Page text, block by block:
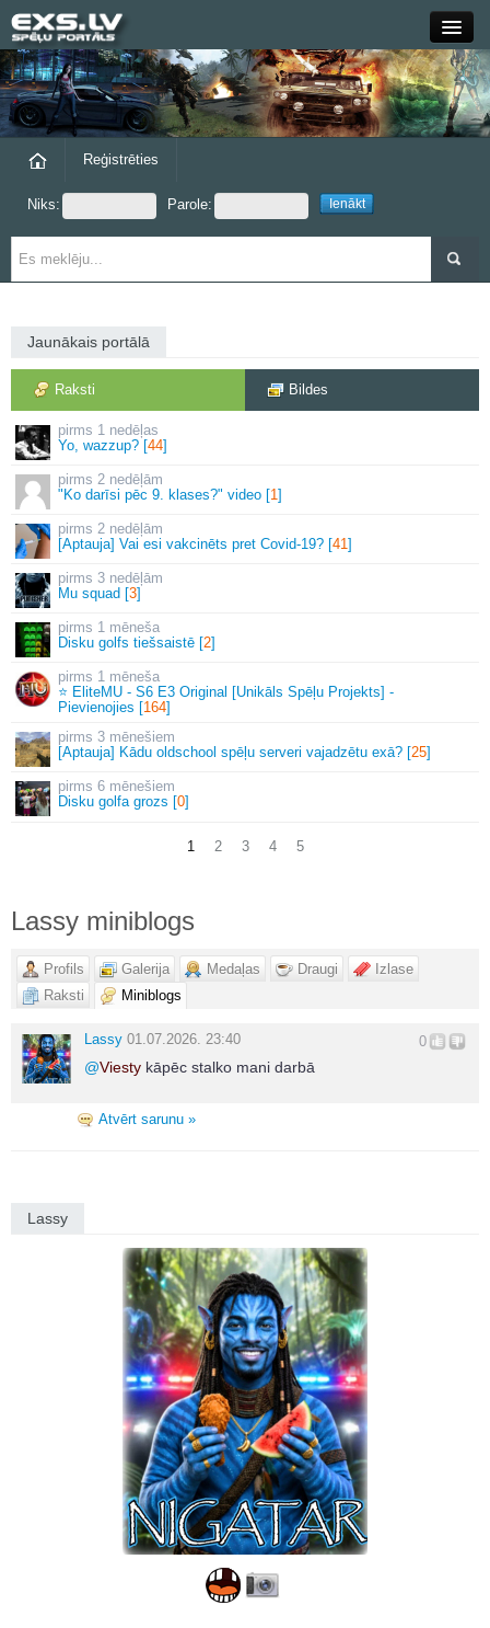
Close
Forums
Grupas
Reģistrēties
Niks: Parole:
Jaunākais portālā
Raksti Bildes
1 nedēļas
Yo, wazzup? [44]
2 nedēļām
"Ko darīsi pēc 9. klases?" video [1]
2 nedēļām
[Aptauja] Vai esi vakcinēts pret Covid-19? [41]
3 nedēļām
Mu squad [3]
1 mēneša
Disku golfs tiešsaistē [2]
1 mēneša
⭐ EliteMU - S6 E3 Original [Unikāls Spēļu Projekts] -
Pievienojies [164]
3 mēnešiem
[Aptauja] Kādu oldschool spēļu serveri vajadzētu exā? [25]
6 mēnešiem
Disku golfa grozs [0]
1 2 3 4 5
Lassy miniblogs
Profils Galerija Medaļas Draugi
Izlase
Raksti
Miniblogs
0
Lassy 01.07.2026. 23:40
@Viesty kāpēc stalko mani darbā
Atvērt sarunu »
Lassy